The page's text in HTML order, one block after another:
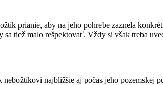
prianie, aby na jeho pohrebe zaznela
tiež malo rešpektovať. Vždy si však treba
najbližšie aj počas jeho pozemskej